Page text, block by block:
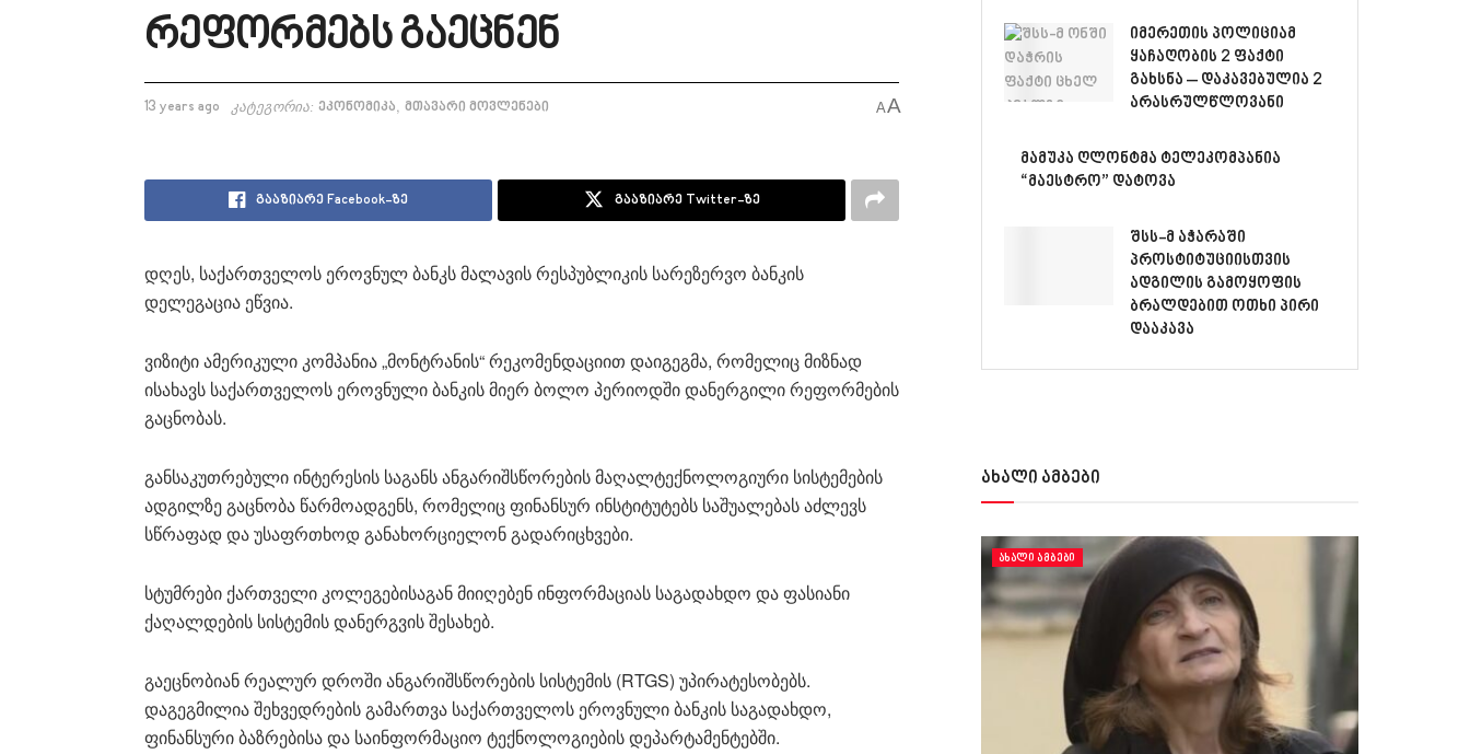
რეფორმებს გაეცნენ
13 years ago კატეგორია: ეკონომიკა, მთავარი მოვლენები AA
გააზიარე Facebook-ზე გააზიარე Twitter-ზე
დღეს, საქართველოს ეროვნულ ბანკს მალავის რესპუბლიკის სარეზერვო ბანკის
დელეგაცია ეწვია.
ვიზიტი ამერიკული კომპანია „მონტრანის“ რეკომენდაციით დაიგეგმა, რომელიც მიზნად
ისახავს საქართველოს ეროვნული ბანკის მიერ ბოლო პერიოდში დანერგილი რეფორმების
გაცნობას.
განსაკუთრებული ინტერესის საგანს ანგარიშსწორების მაღალტექნოლოგიური სისტემების
ადგილზე გაცნობა წარმოადგენს, რომელიც ფინანსურ ინსტიტუტებს საშუალებას აძლევს
სწრაფად და უსაფრთხოდ განახორციელონ გადარიცხვები.
სტუმრები ქართველი კოლეგებისაგან მიიღებენ ინფორმაციას საგადახდო და ფასიანი
ქაღალდების სისტემის დანერგვის შესახებ.
გაეცნობიან რეალურ დროში ანგარიშსწორების სისტემის (RTGS) უპირატესობებს.
დაგეგმილია შეხვედრების გამართვა საქართველოს ეროვნული ბანკის საგადახდო,
ფინანსური ბაზრებისა და საინფორმაციო ტექნოლოგიების დეპარტამენტებში.
იმერეთის პოლიციამ
ყაჩაღობის 2 ფაქტი
გახსნა – დაკავებულია 2
არასრულწლოვანი
მამუკა ღლონტმა ტელეკომპანია
“მაესტრო” დატოვა
შსს-მ აჭარაში
პროსტიტუციისთვის
ადგილის გამოყოფის
ბრალდებით ოთხი პირი
დააკავა
ახალი ამბები
ᲐᲮᲐᲚᲘ ᲐᲛᲑᲔᲑᲘ